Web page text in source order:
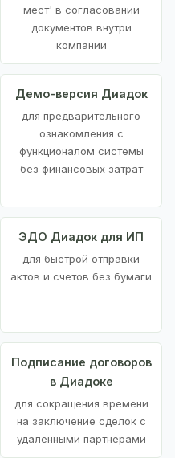
мест' в согласовании
документов внутри
компании
Демо-версия Диадок
для предварительного
ознакомления с
функционалом системы
без финансовых затрат
ЭДО Диадок для ИП
для быстрой отправки
актов и счетов без бумаги
Подписание договоров
в Диадоке
для сокращения времени
на заключение сделок с
удаленными партнерами